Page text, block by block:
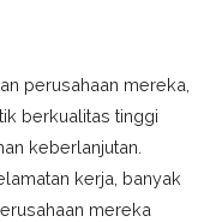
perusahaan mereka,
berkualitas tinggi
keberlanjutan.
kerja, banyak
mereka